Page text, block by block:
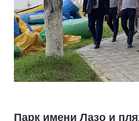
Парк имени Лазо и